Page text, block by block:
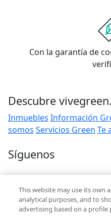
Con la garantía de
Descubre
Inmuebles Información
somos Servicios Green Te
Síguenos
Contacto
hola@vivegreen.com
This website may use its own
analytical purposes, and to
advertising based on a